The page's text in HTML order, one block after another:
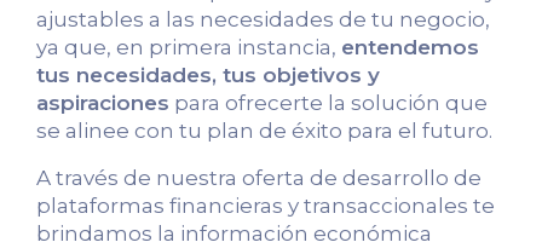
ajustables a las necesidades de tu negocio,
ya que, en primera instancia, entendemos
tus necesidades, tus objetivos y
aspiraciones para ofrecerte la solución que
se alinee con tu plan de éxito para el futuro.
A través de nuestra oferta de desarrollo de
plataformas financieras y transaccionales te
brindamos la información económica